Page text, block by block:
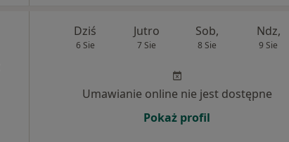
Dziś
6 Sie
Jutro
7 Sie
Sob,
8 Sie
Ndz,
9 Sie
Umawianie online nie jest dostępne
Pokaż profil